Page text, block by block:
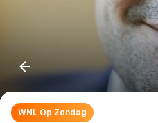
WNL Op Zondag